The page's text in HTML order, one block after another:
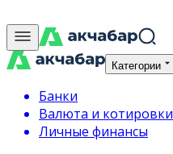
Категории
Банки
Валюта и котировки
Личные финансы